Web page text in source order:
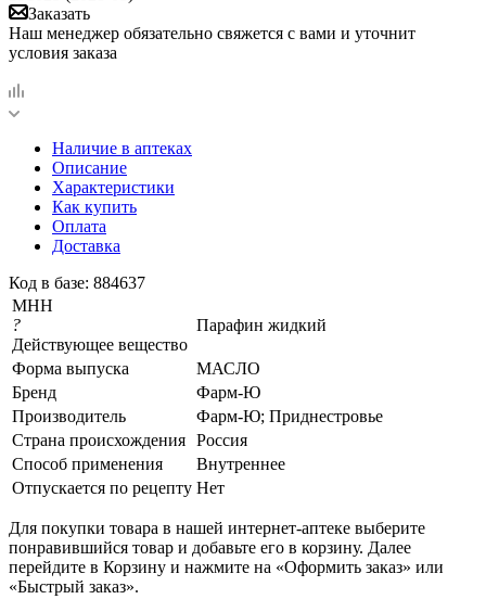
Заказать
Наш менеджер обязательно свяжется с вами и уточнит
условия заказа
Наличие в аптеках
Описание
Характеристики
Как купить
Оплата
Доставка
Код в базе: 884637
МНН
?
Действующее вещество
Парафин жидкий
Форма выпуска
МАСЛО
Бренд
Фарм-Ю
Производитель
Фарм-Ю; Приднестровье
Страна происхождения Россия
Способ применения
Внутреннее
Отпускается по рецепту Нет
Для покупки товара в нашей интернет-аптеке выберите
понравившийся товар и добавьте его в корзину. Далее
перейдите в Корзину и нажмите на «Оформить заказ» или
«Быстрый заказ».